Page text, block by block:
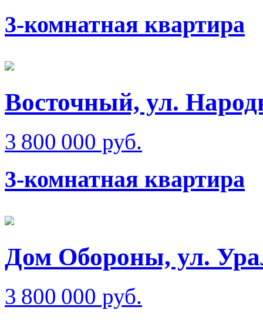
3-комнатная квартира
Восточный, ул.
3 800 000 руб.
3-комнатная квартира
Дом Обороны, ул.
3 800 000 руб.